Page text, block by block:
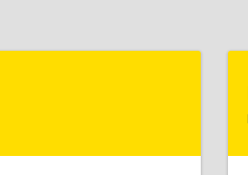
обл, Курск г, Победы